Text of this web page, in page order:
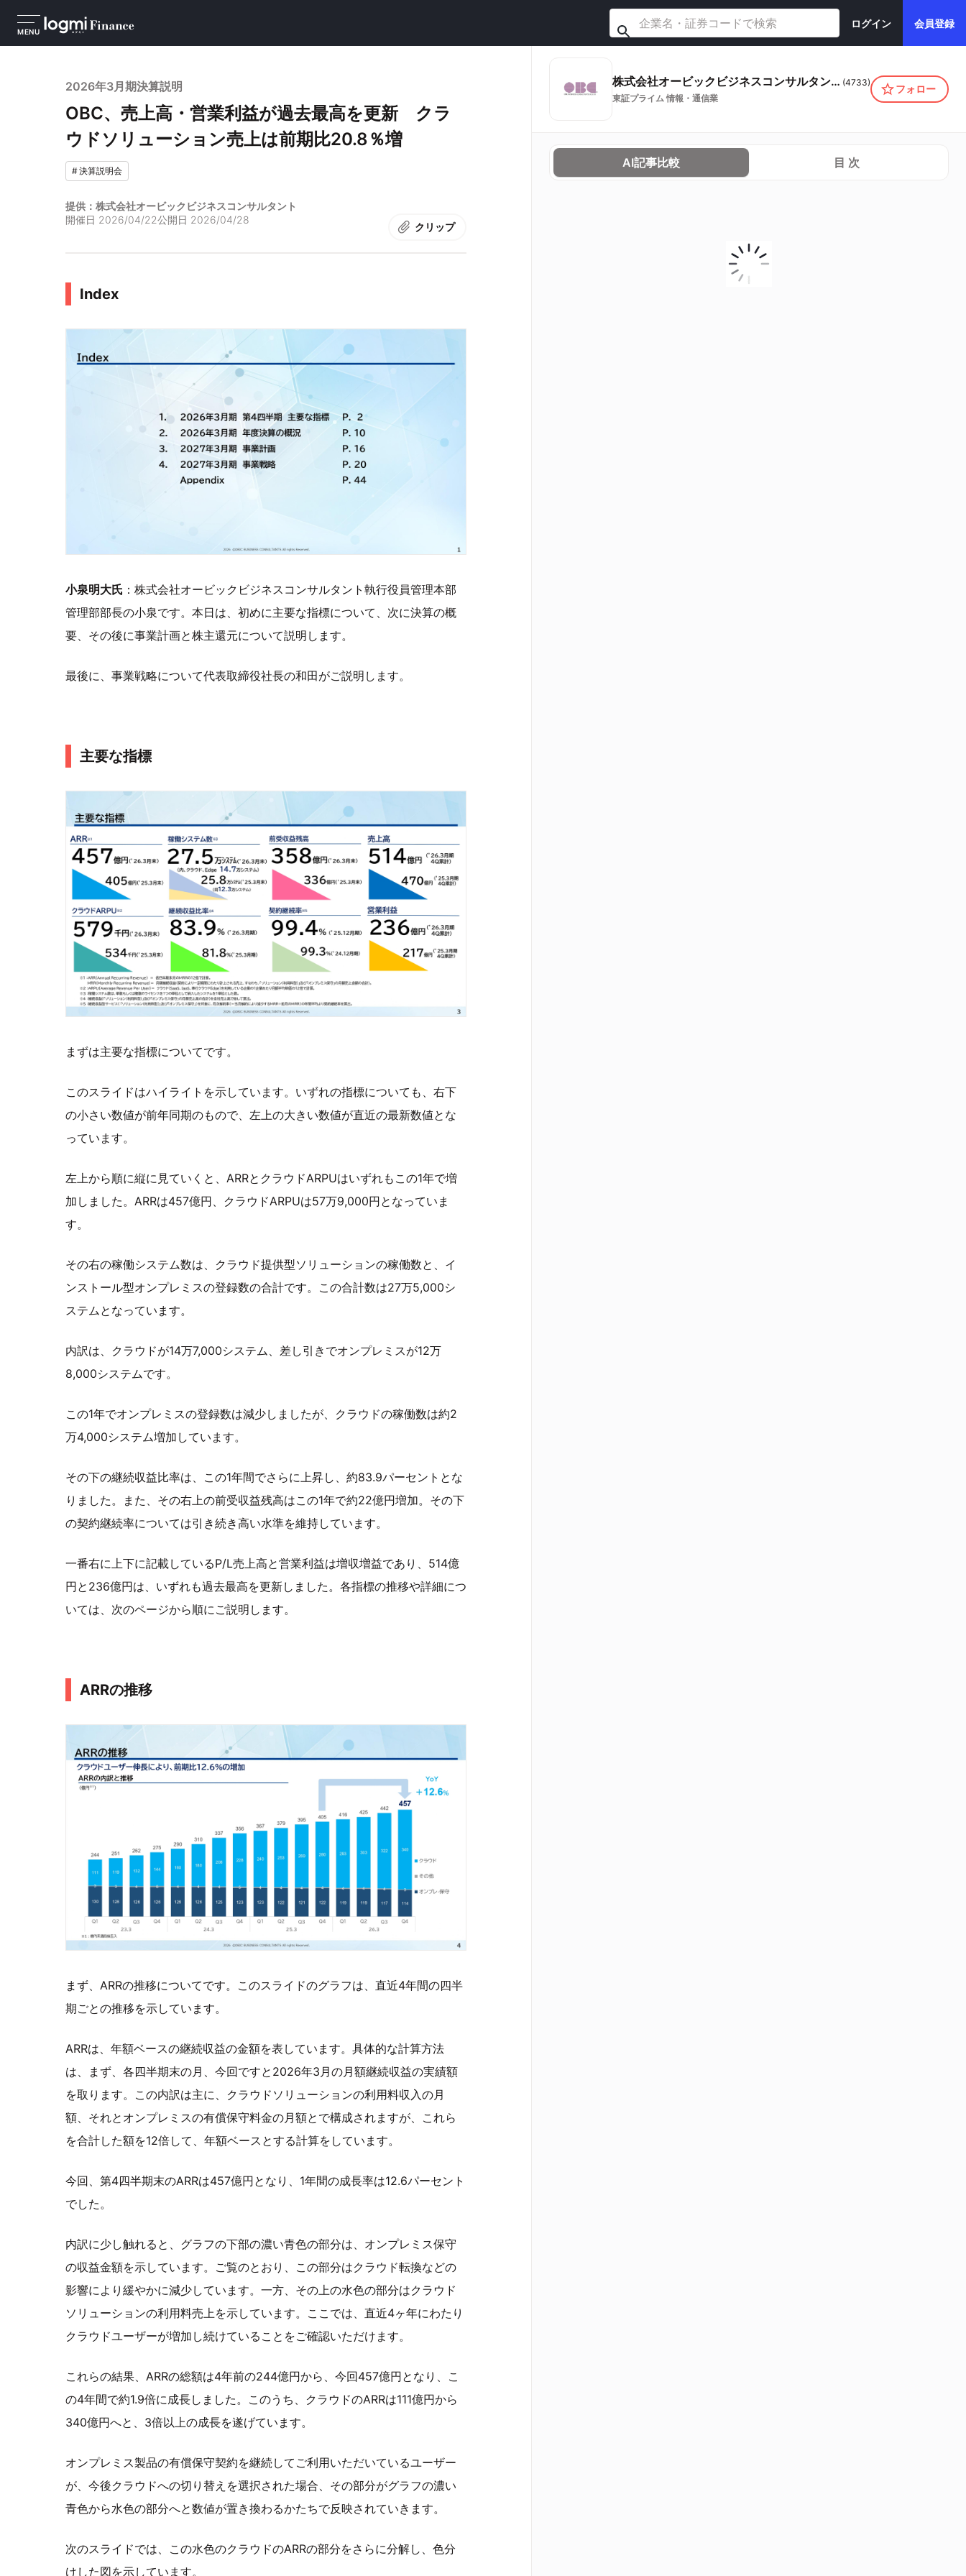
MENU
ログイン 会員登録
2026年3月期決算説明
OBC、売上高・営業利益が過去最高を更新 クラ
ウドソリューション売上は前期比20.8％増
#決算説明会
提供：株式会社オービックビジネスコンサルタント
開催日 2026/04/22公開日 2026/04/28
クリップ
Index
小泉明大氏 ：株式会社オービックビジネスコンサルタント執行役員管理本部
管理部部長の小泉です。本日は、初めに主要な指標について、次に決算の概
要、その後に事業計画と株主還元について説明します。
最後に、事業戦略について代表取締役社長の和田がご説明します。
主要な指標
まずは主要な指標についてです。
このスライドはハイライトを示しています。いずれの指標についても、右下
の小さい数値が前年同期のもので、左上の大きい数値が直近の最新数値とな
っています。
左上から順に縦に見ていくと、ARRとクラウドARPUはいずれもこの1年で増
加しました。ARRは457億円、クラウドARPUは57万9,000円となっていま
す。
その右の稼働システム数は、クラウド提供型ソリューションの稼働数と、イ
ンストール型オンプレミスの登録数の合計です。この合計数は27万5,000シ
ステムとなっています。
内訳は、クラウドが14万7,000システム、差し引きでオンプレミスが12万
8,000システムです。
この1年でオンプレミスの登録数は減少しましたが、クラウドの稼働数は約2
万4,000システム増加しています。
その下の継続収益比率は、この1年間でさらに上昇し、約83.9パーセントとな
りました。また、その右上の前受収益残高はこの1年で約22億円増加。その下
の契約継続率については引き続き高い水準を維持しています。
一番右に上下に記載しているP/L売上高と営業利益は増収増益であり、514億
円と236億円は、いずれも過去最高を更新しました。各指標の推移や詳細につ
いては、次のページから順にご説明します。
ARRの推移
まず、ARRの推移についてです。このスライドのグラフは、直近4年間の四半
期ごとの推移を示しています。
ARRは、年額ベースの継続収益の金額を表しています。具体的な計算方法
は、まず、各四半期末の月、今回ですと2026年3月の月額継続収益の実績額
を取ります。この内訳は主に、クラウドソリューションの利用料収入の月
額、それとオンプレミスの有償保守料金の月額とで構成されますが、これら
を合計した額を12倍して、年額ベースとする計算をしています。
今回、第4四半期末のARRは457億円となり、1年間の成長率は12.6パーセント
でした。
内訳に少し触れると、グラフの下部の濃い青色の部分は、オンプレミス保守
の収益金額を示しています。ご覧のとおり、この部分はクラウド転換などの
影響により緩やかに減少しています。一方、その上の水色の部分はクラウド
ソリューションの利用料売上を示しています。ここでは、直近4ヶ年にわたり
クラウドユーザーが増加し続けていることをご確認いただけます。
これらの結果、ARRの総額は4年前の244億円から、今回457億円となり、こ
の4年間で約1.9倍に成長しました。このうち、クラウドのARRは111億円から
340億円へと、3倍以上の成長を遂げています。
オンプレミス製品の有償保守契約を継続してご利用いただいているユーザー
が、今後クラウドへの切り替えを選択された場合、その部分がグラフの濃い
青色から水色の部分へと数値が置き換わるかたちで反映されていきます。
次のスライドでは、この水色のクラウドのARRの部分をさらに分解し、色分
けした図を示しています。
株式会社オービックビジネスコンサルタント (4733)
東証プライム 情報・通信業
フォロー
AI記事比較 目 次